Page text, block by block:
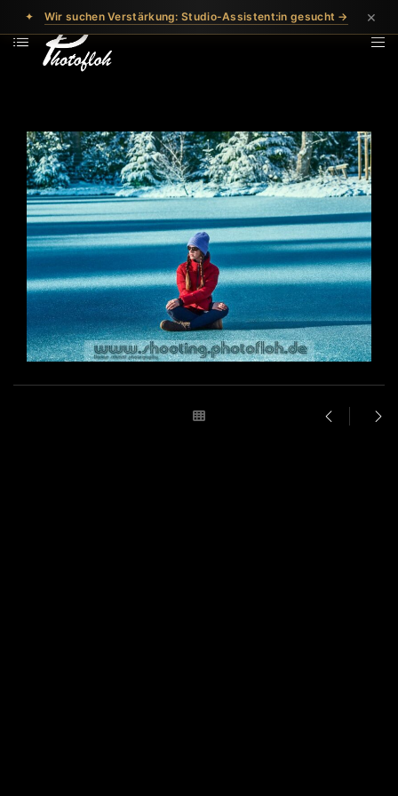
✦ Wir suchen Verstärkung: Studio-Assistent:in gesucht → ×